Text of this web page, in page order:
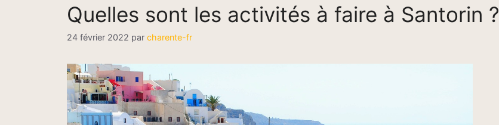
Quelles sont les activités à faire à Santorin ?
24 février 2022 par charente-fr